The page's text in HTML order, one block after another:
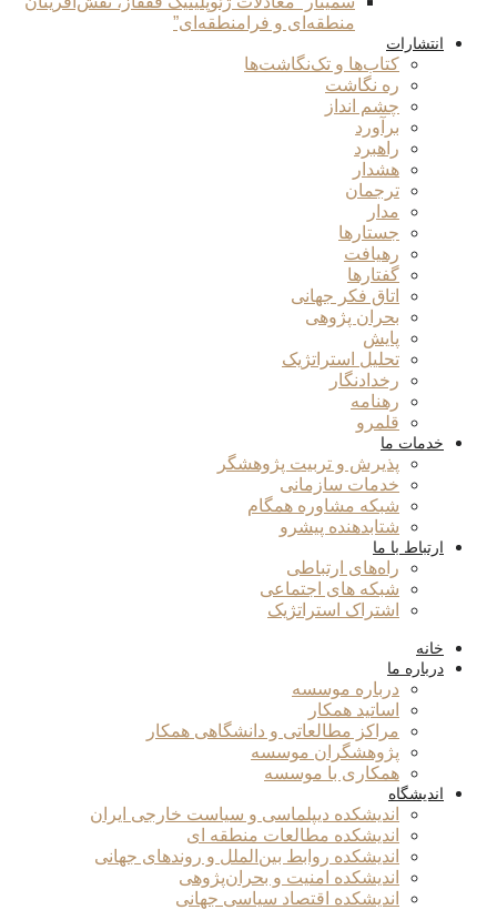
منطقه‌ای و فرامنطقه‌ای”
انتشارات
کتاب‌ها و تک‌نگاشت‌ها
ره نگاشت
چشم انداز
برآورد
راهبرد
هشدار
ترجمان
مدار
جستارها
رهیافت
گفتارها
اتاق فکر جهانی
بحران پژوهی
پایش
تحلیل استراتژیک
رخدادنگار
رهنامه
قلمرو
خدمات ما
پذیرش و تربیت پژوهشگر
خدمات سازمانی
شبکه مشاوره همگام
شتابدهنده پیشرو
ارتباط با ما
راه‌های ارتباطی
شبکه های اجتماعی
اشتراک استراتژیک
خانه
درباره ما
درباره موسسه
اساتید همکار
مراکز مطالعاتی و دانشگاهی همکار
پژوهشگران موسسه
همکاری با موسسه
اندیشگاه
اندیشکده دیپلماسی و سیاست خارجی ایران
اندیشکده مطالعات منطقه ای
اندیشکده روابط بین‌الملل و روندهای جهانی
اندیشکده امنیت و بحران‌پژوهی
اندیشکده اقتصاد سیاسی جهانی